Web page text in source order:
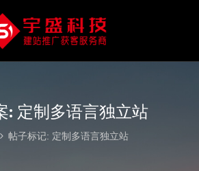
: 定制多语言独立站
帖子标记: 定制多语言独立站